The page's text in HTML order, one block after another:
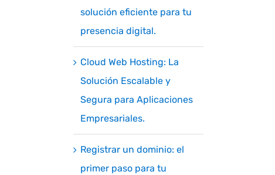
solución eficiente para tu
presencia digital.
Cloud Web Hosting: La
Solución Escalable y
Segura para Aplicaciones
Empresariales.
Registrar un dominio: el
primer paso para tu